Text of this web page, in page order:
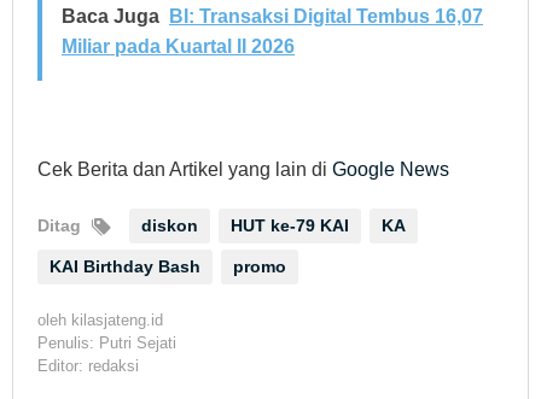
Baca Juga
BI: Transaksi Digital Tembus 16,07
Miliar pada Kuartal II 2026
Cek Berita dan Artikel yang lain di Google News
Ditag diskon HUT ke-79 KAI KA
KAI Birthday Bash promo
oleh kilasjateng.id
Penulis: Putri Sejati
Editor: redaksi